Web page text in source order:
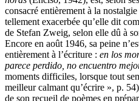
consacré entièrement à la
tellement exacerbée qu’elle dit
de Stefan Zweig, selon elle dû à
Encore en août 1946, sa peine
entièrement à l’écriture : en los
parece perdido, no encuentro
moments difficiles, lorsque tout
meilleur calmant qu’écrire », p.
de son recueil de poèmes en